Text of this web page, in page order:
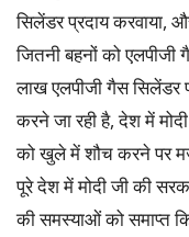
सिलेंडर प्रदाय करवाया,
जितनी बहनों को एलपीजी
लाख एलपीजी गैस सिलेंडर
करने जा रही है, देश में
को खुले में शौच करने पर
पूरे देश में मोदी जी की
की समस्याओं को समाप्त